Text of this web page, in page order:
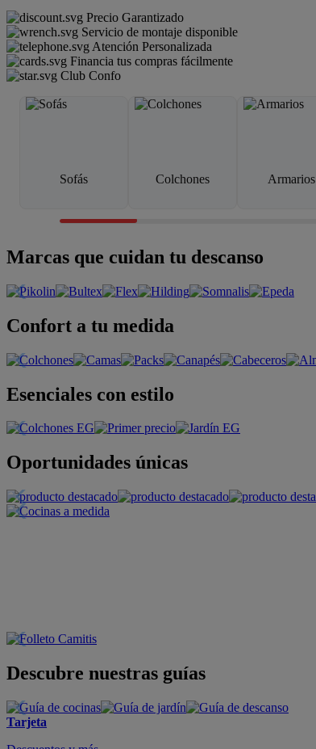
Precio Garantizado
Servicio de montaje disponible
Atención Personalizada
Financia tus compras fácilmente
Club Confo
Sofás Colchones Armarios
Marcas que cuidan tu descanso
Confort a tu medida
Esenciales con estilo
Oportunidades únicas
Descubre nuestras guías
Tarjeta